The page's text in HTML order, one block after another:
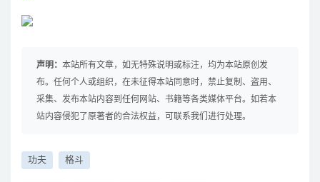
声明： 本站所有文章，如无特殊说明或标注，均为本站原创发
布。任何个人或组织，在未征得本站同意时，禁止复制、盗用、
采集、发布本站内容到任何网站、书籍等各类媒体平台。如若本
站内容侵犯了原著者的合法权益，可联系我们进行处理。
功夫 格斗